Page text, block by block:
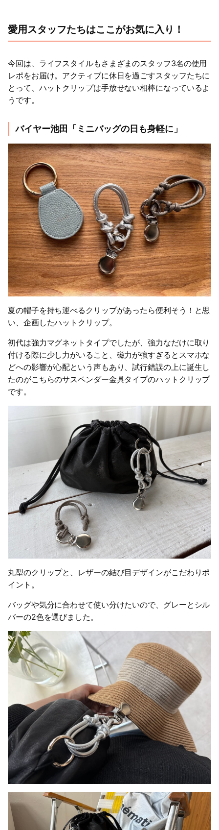
愛用スタッフたちはここがお気に入り！
今回は、ライフスタイルもさまざまのスタッフ3名の使用
レポをお届け。アクティブに休日を過ごすスタッフたちに
とって、ハットクリップは手放せない相棒になっているよ
うです。
バイヤー池田「ミニバッグの日も身軽に」
夏の帽子を持ち運べるクリップがあったら便利そう！と思
い、企画したハットクリップ。
初代は強力マグネットタイプでしたが、強力なだけに取り
付ける際に少し力がいること、磁力が強すぎるとスマホな
どへの影響が心配という声もあり、試行錯誤の上に誕生し
たのがこちらのサスペンダー金具タイプのハットクリップ
です。
丸型のクリップと、レザーの結び目デザインがこだわりポ
イント。
バッグや気分に合わせて使い分けたいので、グレーとシル
バーの2色を選びました。